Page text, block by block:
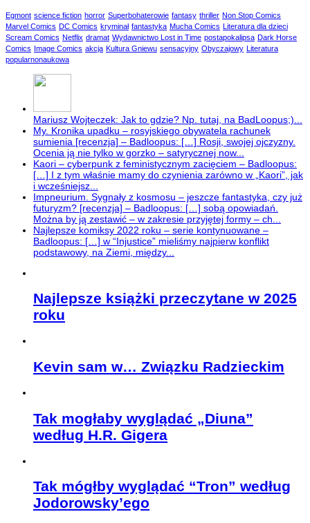
Egmont science fiction horror Superbohaterowie fantasy thriller Non Stop Comics
Marvel Comics DC Comics kryminał fantastyka Mucha Comics Literatura dla dzieci
Scream Comics Netflix dramat Wydawnictwo Lost in Time postapokalipsa Dark Horse
Comics Image Comics akcja Kultura Gniewu sensacyjny Obyczajowy Literatura
popularnonaukowa
Mariusz Wojteczek: Jak to gdzie? Np. tutaj, na BadLoopus;)...
My. Kronika upadku – rosyjskiego obywatela rachunek
sumienia [recenzja] – Badloopus: […] Rosji, swojej ojczyzny.
Ocenia ją nie tylko w gorzko – satyrycznej now...
Kaori – cyberpunk z feministycznym zacięciem – Badloopus:
[…] I z tym właśnie mamy do czynienia zarówno w „Kaori”, jak
i wcześniejsz...
Impneurium. Sygnały z kosmosu – jeszcze fantastyka, czy już
futuryzm? [recenzja] – Badloopus: […] sobą opowiadań.
Można by ją zestawić – w zakresie przyjętej formy – ch...
Najlepsze komiksy 2022 roku – serie kontynuowane –
Badloopus: […] w “Injustice” mieliśmy najpierw konflikt
podstawowy, na Ziemi, między...
Najlepsze książki przeczytane w 2025
roku
Kevin sam w… Związku Radzieckim
Tak mogłaby wyglądać „Diuna”
według H.R. Gigera
Tak mógłby wyglądać “Tron” według
Jodorowsky’ego